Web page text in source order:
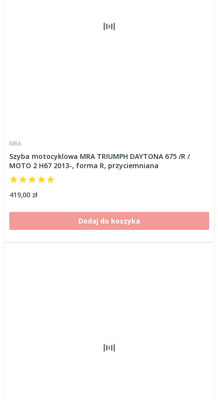
MRA
Szyba motocyklowa MRA TRIUMPH DAYTONA 675 /R /
MOTO 2 H67 2013-, forma R, przyciemniana
419,00 zł
Dodaj do koszyka